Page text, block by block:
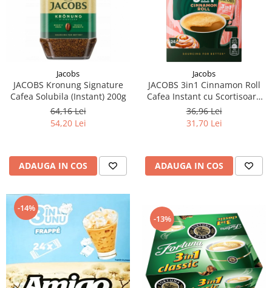
Jacobs
JACOBS Kronung Signature
Cafea Solubila (Instant) 200g
64,16 Lei
54,20 Lei
ADAUGA IN COS
Jacobs
JACOBS 3in1 Cinnamon Roll
Cafea Instant cu Scortisoara
Plic 24buc
36,96 Lei
31,70 Lei
ADAUGA IN COS
-14%
-13%